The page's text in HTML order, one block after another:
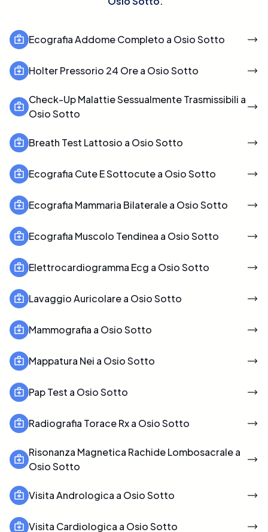
Ecografia Addome Completo a Osio Sotto
Holter Pressorio 24 Ore a Osio Sotto
Check-Up Malattie Sessualmente Trasmissibili a
Osio Sotto
Breath Test Lattosio a Osio Sotto
Ecografia Cute E Sottocute a Osio Sotto
Ecografia Mammaria Bilaterale a Osio Sotto
Ecografia Muscolo Tendinea a Osio Sotto
Elettrocardiogramma Ecg a Osio Sotto
Lavaggio Auricolare a Osio Sotto
Mammografia a Osio Sotto
Mappatura Nei a Osio Sotto
Pap Test a Osio Sotto
Radiografia Torace Rx a Osio Sotto
Risonanza Magnetica Rachide Lombosacrale a
Osio Sotto
Visita Andrologica a Osio Sotto
Visita Cardiologica a Osio Sotto